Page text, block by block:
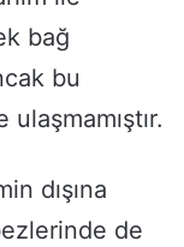
bağ
bu
dışına
de